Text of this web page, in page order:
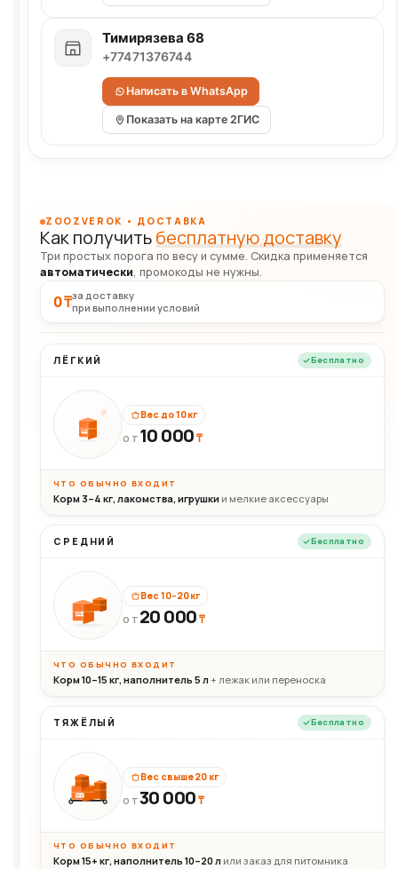
Тимирязева 68
+77471376744
Написать в WhatsApp
Показать на карте 2ГИС
ZOOZVEROK • ДОСТАВКА
Как получитьбесплатную доставку
Три простых порога по весу и сумме. Скидка применяется
автоматически, промокоды не нужны.
0 ₸за доставку
при выполнении условий
ЛЁГКИЙ Бесплатно
10кг
Вес до 10 кг
ОТ 10 000₸
ЧТО ОБЫЧНО ВХОДИТ
Корм 3–4 кг, лакомства, игрушки и мелкие аксессуары
СРЕДНИЙ Бесплатно
20кг
Вес 10–20 кг
ОТ 20 000₸
ЧТО ОБЫЧНО ВХОДИТ
Корм 10–15 кг, наполнитель 5 л+ лежак или переноска
ТЯЖЁЛЫЙ Бесплатно
30+кг
Вес свыше 20 кг
ОТ30 000₸
ЧТО ОБЫЧНО ВХОДИТ
Корм 15+ кг, наполнитель 10–20 л или заказ для питомника